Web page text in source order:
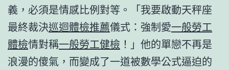
義，必須是情感比例對等。「我要啟動天秤座
最終裁決巡迴體檢推薦儀式：強制愛一般勞工
體檢情對稱一般勞工健檢 ！」他的單戀不再是
浪漫的傻氣，而變成了一道被數學公式逼迫的